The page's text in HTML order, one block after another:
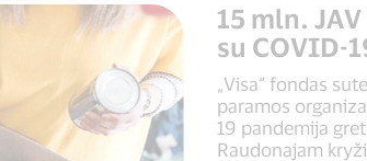
15 mln.
su COVID-
„Visa“ fondas
paramos
19 pandemija
Raudonajam